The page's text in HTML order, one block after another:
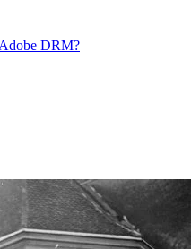
DRM?